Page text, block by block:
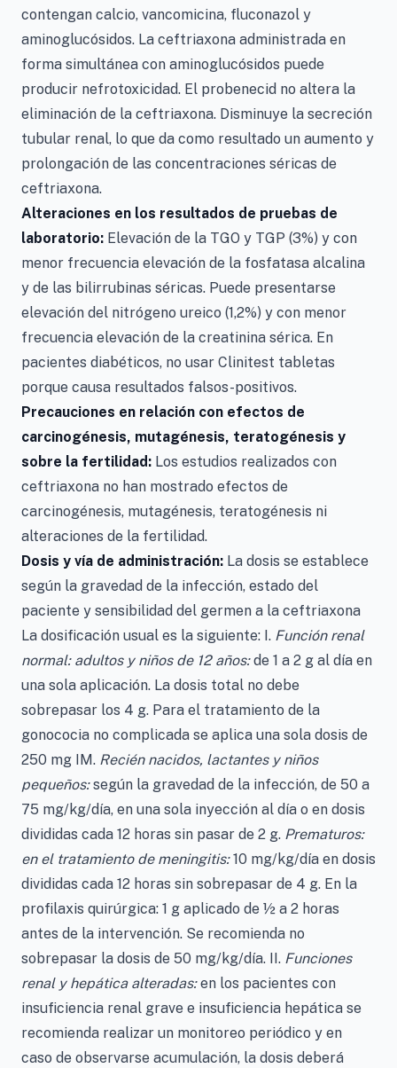
contengan calcio, vancomicina, fluconazol y
aminoglucósidos. La ceftriaxona administrada en
forma simultánea con aminoglucósidos puede
producir nefrotoxicidad. El probenecid no altera la
eliminación de la ceftriaxona. Disminuye la secreción
tubular renal, lo que da como resultado un aumento y
prolongación de las concentraciones séricas de
ceftriaxona.
Alteraciones en los resultados de pruebas de
laboratorio: Elevación de la TGO y TGP (3%) y con
menor frecuencia elevación de la fosfatasa alcalina
y de las bilirrubinas séricas. Puede presentarse
elevación del nitrógeno ureico (1,2%) y con menor
frecuencia elevación de la creatinina sérica. En
pacientes diabéticos, no usar Clinitest tabletas
porque causa resultados falsos-positivos.
Precauciones en relación con efectos de
carcinogénesis, mutagénesis, teratogénesis y
sobre la fertilidad: Los estudios realizados con
ceftriaxona no han mostrado efectos de
carcinogénesis, mutagénesis, teratogénesis ni
alteraciones de la fertilidad.
Dosis y vía de administración: La dosis se establece
según la gravedad de la infección, estado del
paciente y sensibilidad del germen a la ceftriaxona
La dosificación usual es la siguiente: I. Función renal
normal: adultos y niños de 12 años:de 1 a 2 g al día en
una sola aplicación. La dosis total no debe
sobrepasar los 4 g. Para el tratamiento de la
gonococia no complicada se aplica una sola dosis de
250 mg IM. Recién nacidos, lactantes y niños
pequeños:según la gravedad de la infección, de 50 a
75 mg/kg/día, en una sola inyección al día o en dosis
divididas cada 12 horas sin pasar de 2 g. Prematuros:
en el tratamiento de meningitis:10 mg/kg/día en dosis
divididas cada 12 horas sin sobrepasar de 4 g. En la
profilaxis quirúrgica: 1 g aplicado de ½ a 2 horas
antes de la intervención. Se recomienda no
sobrepasar la dosis de 50 mg/kg/día. II. Funciones
renal y hepática alteradas:en los pacientes con
insuficiencia renal grave e insuficiencia hepática se
recomienda realizar un monitoreo periódico y en
caso de observarse acumulación, la dosis deberá